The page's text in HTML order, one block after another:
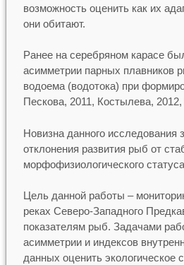
возможность оценить как их
они обитают.
Ранее на серебряном карасе
асимметрии парных плавников
водоема (водотока) при
Пескова, 2011, Костылева,
Новизна данного исследования
отклонения развития рыб от
морфофизиологического
Цель данной работы –
реках Северо-Западного
показателям рыб. Задачами
асимметрии и индексов
данных оценить